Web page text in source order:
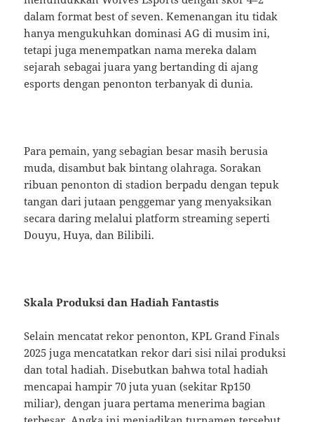
dalam format best of seven. Kemenangan itu tidak
hanya mengukuhkan dominasi AG di musim ini,
tetapi juga menempatkan nama mereka dalam
sejarah sebagai juara yang bertanding di ajang
esports dengan penonton terbanyak di dunia.
Para pemain, yang sebagian besar masih berusia
muda, disambut bak bintang olahraga. Sorakan
ribuan penonton di stadion berpadu dengan tepuk
tangan dari jutaan penggemar yang menyaksikan
secara daring melalui platform streaming seperti
Douyu, Huya, dan Bilibili.
Skala Produksi dan Hadiah Fantastis
Selain mencatat rekor penonton, KPL Grand Finals
2025 juga mencatatkan rekor dari sisi nilai produksi
dan total hadiah. Disebutkan bahwa total hadiah
mencapai hampir 70 juta yuan (sekitar Rp150
miliar), dengan juara pertama menerima bagian